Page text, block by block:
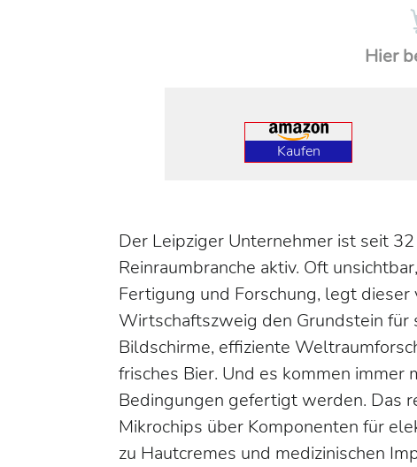
Hier
Kaufen
Der Leipziger Unternehmer ist seit
Reinraumbranche aktiv. Oft
Fertigung und Forschung, legt
Wirtschaftszweig den Grundstein
Bildschirme, effiziente
frisches Bier. Und es kommen immer
Bedingungen gefertigt werden. Das
Mikrochips über Komponenten für
zu Hautcremes und medizinischen